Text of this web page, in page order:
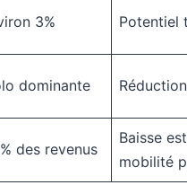
3% Potentiel
dominante
des revenus
Baisse
mobilité